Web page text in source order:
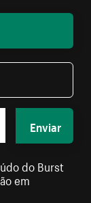
Enviar
do Burst
em